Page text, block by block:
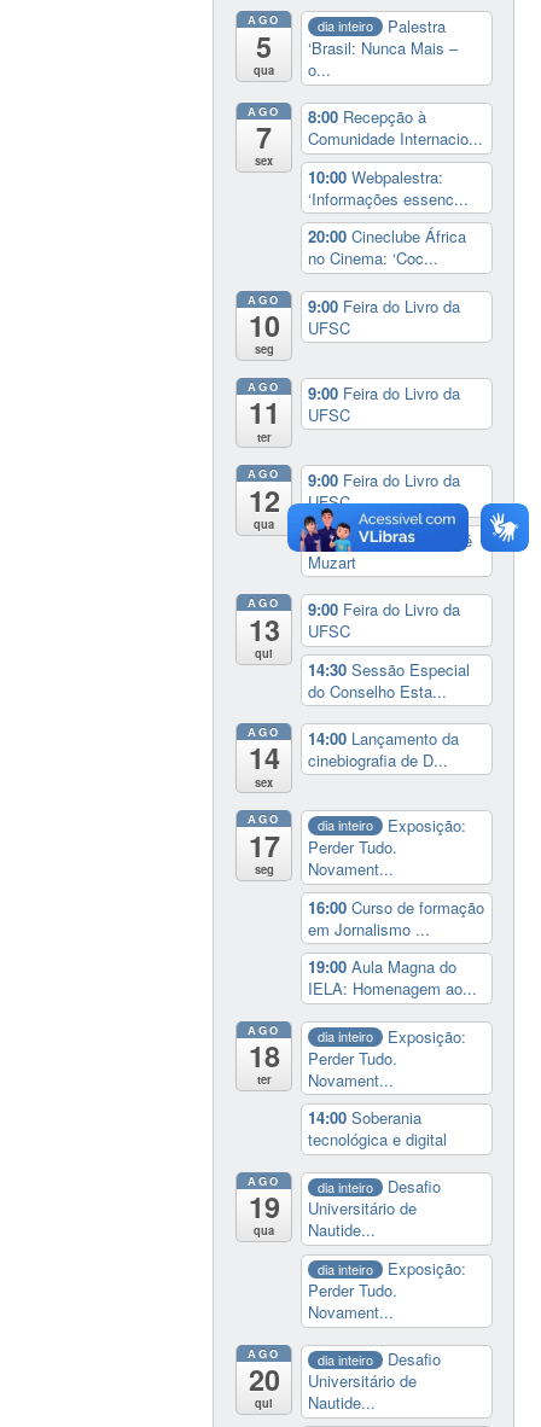
AGO
5
qua
dia inteiro
Palestra
‘Brasil: Nunca Mais –
o...
AGO
7
sex
8:00 Recepção à
Comunidade Internacio...
10:00Webpalestra:
‘Informações essenc...
20:00Cineclube África
no Cinema: ‘Coc...
AGO
10
seg
9:00 Feira do Livro da
UFSC
AGO
11
ter
9:00 Feira do Livro da
UFSC
AGO
12
qua
9:00 Feira do Livro da
UFSC
17:00 3º Prêmio Zahidé
Muzart
AGO
13
qui
9:00 Feira do Livro da
UFSC
14:30Sessão Especial
do Conselho Esta...
AGO
14
sex
14:00 Lançamento da
cinebiografia de D...
AGO
17
seg
dia inteiro
Exposição:
Perder Tudo.
Novament...
16:00Curso de formação
em Jornalismo ...
19:00Aula Magna do
IELA: Homenagem ao...
AGO
18
ter
dia inteiro
Exposição:
Perder Tudo.
Novament...
14:00Soberania
tecnológica e digital
AGO
19
qua
dia inteiro
Desafio
Universitário de
Nautide...
dia inteiro
Exposição:
Perder Tudo.
Novament...
AGO
20
qui
dia inteiro
Desafio
Universitário de
Nautide...